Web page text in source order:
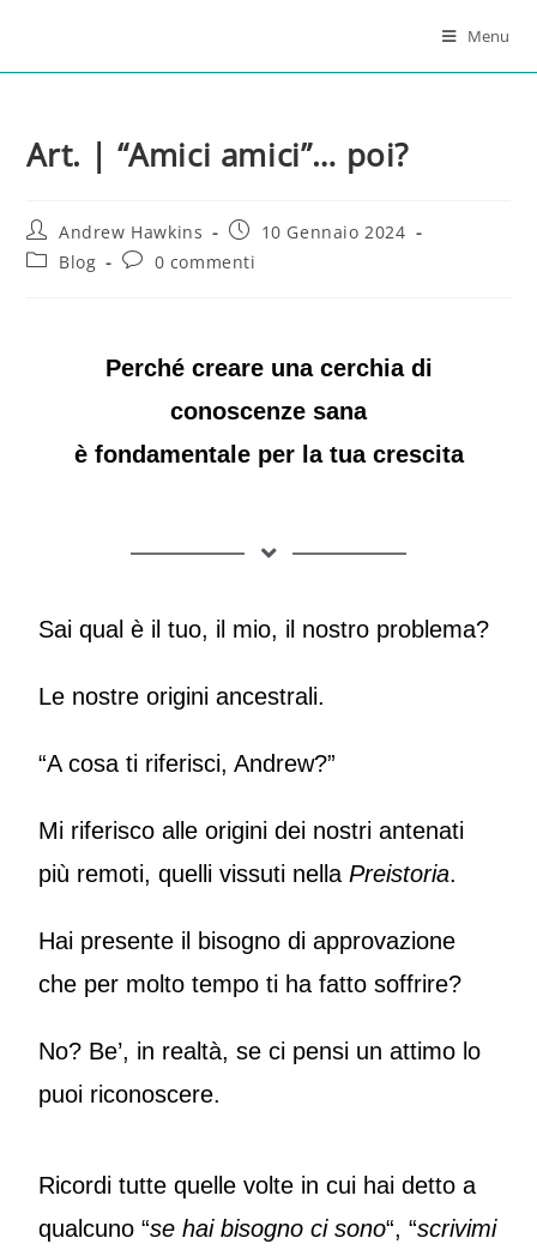
Menu
Art. | “Amici amici”… poi?
Andrew Hawkins
10 Gennaio 2024
Blog
0 commenti
Perché creare una cerchia di
conoscenze sana
è fondamentale per la tua crescita
Sai qual è il tuo, il mio, il nostro problema?
Le nostre origini ancestrali.
“A cosa ti riferisci, Andrew?”
Mi riferisco alle origini dei nostri antenati
più remoti, quelli vissuti nellaPreistoria.
Hai presente il bisogno di approvazione
che per molto tempo ti ha fatto soffrire?
No? Be’, in realtà, se ci pensi un attimo lo
puoi riconoscere.
Ricordi tutte quelle volte in cui hai detto a
qualcuno “se hai bisogno ci sono“, “scrivimi